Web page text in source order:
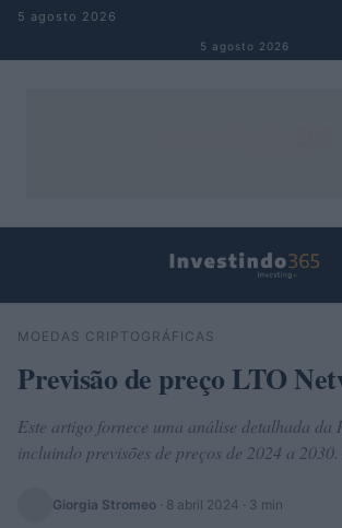
Pular para o conteúdo
5 agosto 2026
5 agosto 2026
Buscar
MOEDAS CRIPTOGRÁFICAS
Previsão de preço LTO
Este artigo fornece uma análise detalhada da
incluindo previsões de preços de 2024 a
Giorgia Stromeo · 8 abril 2024 · 3 min